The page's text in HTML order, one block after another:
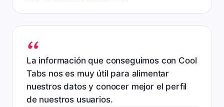
La información que conseguimos con Cool
Tabs nos es muy útil para alimentar
nuestros datos y conocer mejor el perfil
de nuestros usuarios.